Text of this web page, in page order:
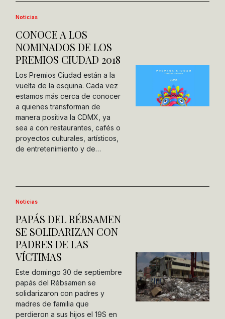
Noticias
CONOCE A LOS
NOMINADOS DE LOS
PREMIOS CIUDAD 2018
Los Premios Ciudad están a la
vuelta de la esquina. Cada vez
estamos más cerca de conocer
a quienes transforman de
manera positiva la CDMX, ya
sea a con restaurantes, cafés o
proyectos culturales, artísticos,
de entretenimiento y de…
Noticias
PAPÁS DEL RÉBSAMEN
SE SOLIDARIZAN CON
PADRES DE LAS
VÍCTIMAS
Este domingo 30 de septiembre
papás del Rébsamen se
solidarizaron con padres y
madres de familia que
perdieron a sus hijos el 19S en